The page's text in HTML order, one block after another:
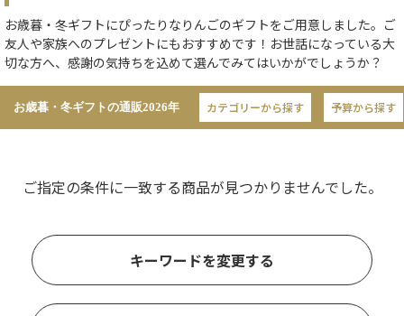
お歳暮・冬ギフトにぴったりなりんごのギフトをご用意しました。ご
友人や家族へのプレゼントにもおすすめです！お世話になっている大
切な方へ、感謝の気持ちを込めて選んでみてはいかがでしょうか？
お歳暮・冬ギフトの通販2026年 カテゴリーから探す 予算から探す
ご指定の条件に一致する商品が見つかりませんでした。
キーワードを変更する